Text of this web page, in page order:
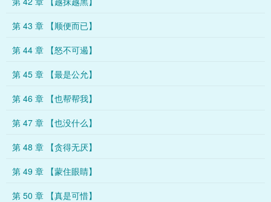
第 43 章 【顺便而已】
第 44 章 【怒不可遏】
第 45 章 【最是公允】
第 46 章 【也帮帮我】
第 47 章 【也没什么】
第 48 章 【贪得无厌】
第 49 章 【蒙住眼睛】
第 50 章 【真是可惜】